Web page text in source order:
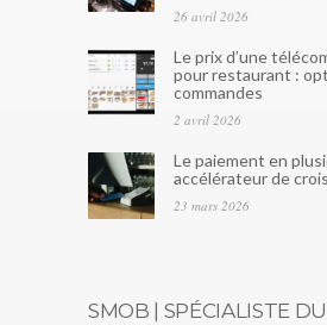
26 avril 2026
Le prix d’une
pour restaurant :
commandes
2 avril 2026
Le paiement en
accélérateur de
23 mars 2026
SMOB | SPÉCIALISTE